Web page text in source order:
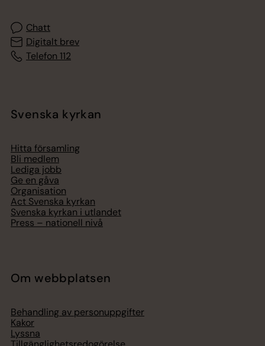
Chatt
Digitalt brev
Telefon 112
Svenska kyrkan
Hitta församling
Bli medlem
Lediga jobb
Ge en gåva
Organisation
Act Svenska kyrkan
Svenska kyrkan i utlandet
Press – nationell nivå
Om webbplatsen
Behandling av personuppgifter
Kakor
Lyssna